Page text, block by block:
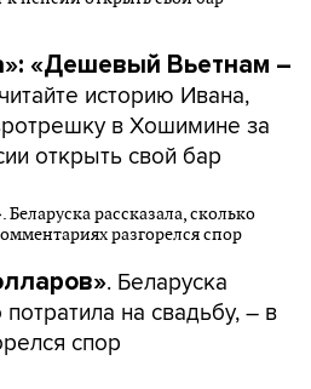
«Дешевый Вьетнам –
историю Ивана,
в Хошимине за
открыть свой бар
. Беларуска
на свадьбу, – в
спор